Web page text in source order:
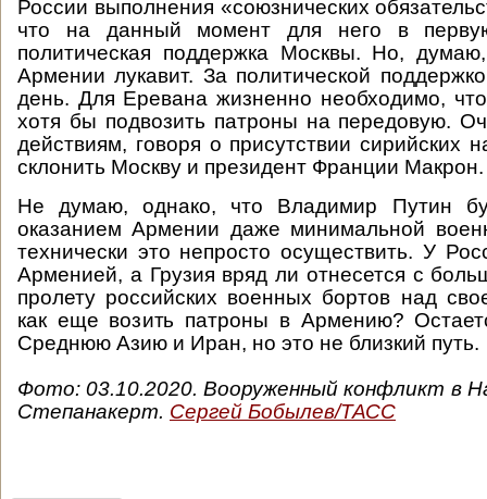
России выполнения «союзнических
что на данный момент для него в
политическая поддержка Москвы. Но,
Армении лукавит. За политической
день. Для Еревана жизненно необходимо,
хотя бы подвозить патроны на передовую.
действиям, говоря о присутствии сирийских
склонить Москву и президент Франции Макрон.
Не думаю, однако, что Владимир Путин
оказанием Армении даже минимальной
технически это непросто осуществить. У
Арменией, а Грузия вряд ли отнесется с
пролету российских военных бортов над
как еще возить патроны в Армению?
Среднюю Азию и Иран, но это не близкий
Фото: 03.10.2020. Вооруженный конфликт в
Степанакерт. Сергей Бобылев/ТАСС